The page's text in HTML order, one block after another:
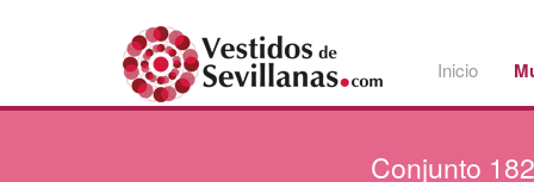
Inicio
Conjunto 182